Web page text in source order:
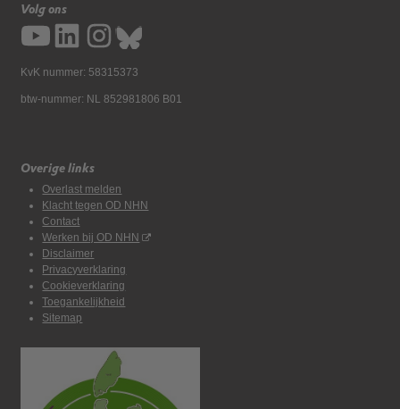
Volg ons
KvK nummer: 58315373
btw-nummer: NL 852981806 B01
Overige links
Overlast melden
Klacht tegen OD NHN
Contact
Werken bij OD NHN
Disclaimer
Privacyverklaring
Cookieverklaring
Toegankelijkheid
Sitemap